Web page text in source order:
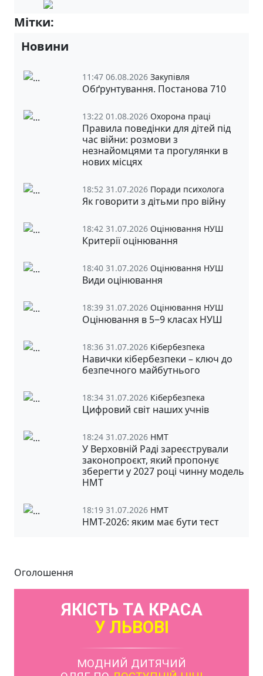
Мітки:
Новини
11:47 06.08.2026 Закупівля
Обґрунтування. Постанова 710
13:22 01.08.2026 Охорона праці
Правила поведінки для дітей під
час війни: розмови з
незнайомцями та прогулянки в
нових місцях
18:52 31.07.2026 Поради психолога
Як говорити з дітьми про війну
18:42 31.07.2026 Оцінювання НУШ
Критерії оцінювання
18:40 31.07.2026 Оцінювання НУШ
Види оцінювання
18:39 31.07.2026 Оцінювання НУШ
Оцінювання в 5‒9 класах НУШ
18:36 31.07.2026 Кібербезпека
Навички кібербезпеки – ключ до
безпечного майбутнього
18:34 31.07.2026 Кібербезпека
Цифровий світ наших учнів
18:24 31.07.2026 НМТ
У Верховній Раді зареєстрували
законопроєкт, який пропонує
зберегти у 2027 році чинну модель
НМТ
18:19 31.07.2026 НМТ
НМТ-2026: яким має бути тест
Оголошення
ЯКІСТЬ ТА КРАСА
У ЛЬВОВІ
МОДНИЙ ДИТЯЧИЙ